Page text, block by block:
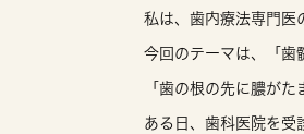
私は、歯内療法専門医
今回のテーマは、「歯
「歯の根の先に膿が
ある日、歯科医院を受